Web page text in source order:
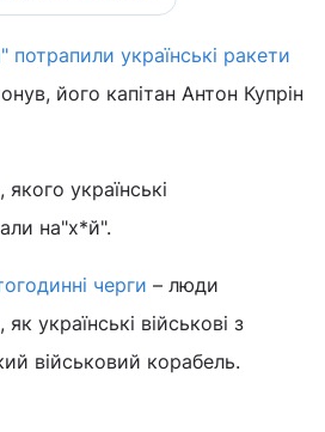
українські ракети
його капітан Антон Купрін
українські
на"х*й".
черги – люди
українські військові з
військовий корабель.